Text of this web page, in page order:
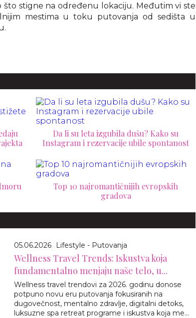
što stigne na određenu lokaciju. Međutim vi ste
mestima u toku putovanja od sedišta u
Da li su leta izgubila dušu? Kako su
Instagram i rezervacije ubile spontanost
Top 10 najromantičnijih evropskih
gradova
05.06.2026 Lifestyle - Putovanja
Wellness Travel Trends: Iskustva koja
fundamentalno menjaju naše telo, u...
Wellness travel trendovi za 2026. godinu donose
potpuno novu eru putovanja fokusiranih na
dugovečnost, mentalno zdravlje, digitalni detoks,
luksuzne spa retreat programe i iskustva koja me...